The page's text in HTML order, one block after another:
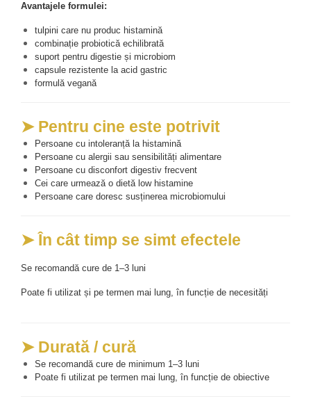
Avantajele formulei:
tulpini care nu produc histamină
combinație probiotică echilibrată
suport pentru digestie și microbiom
capsule rezistente la acid gastric
formulă vegană
➤ Pentru cine este potrivit
Persoane cu intoleranță la histamină
Persoane cu alergii sau sensibilități alimentare
Persoane cu disconfort digestiv frecvent
Cei care urmează o dietă low histamine
Persoane care doresc susținerea microbiomului
➤ În cât timp se simt efectele
Se recomandă cure de 1–3 luni
Poate fi utilizat și pe termen mai lung, în funcție de necesități
➤ Durată / cură
Se recomandă cure de minimum 1–3 luni
Poate fi utilizat pe termen mai lung, în funcție de obiective